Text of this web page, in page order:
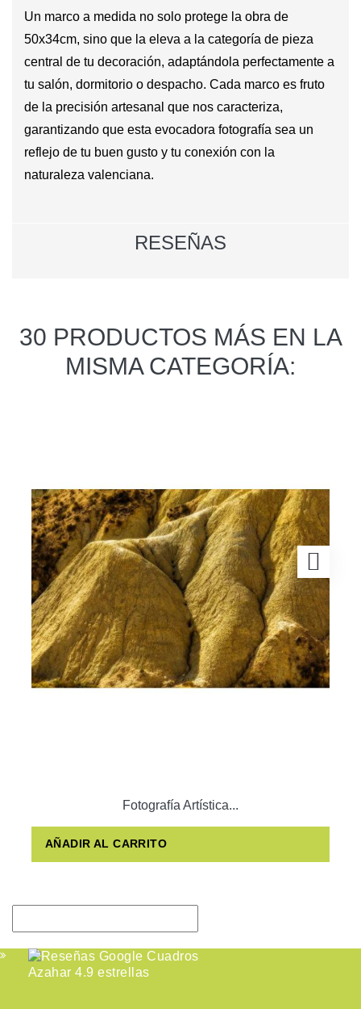
Un marco a medida no solo protege la obra de
50x34cm, sino que la eleva a la categoría de pieza
central de tu decoración, adaptándola perfectamente a
tu salón, dormitorio o despacho. Cada marco es fruto
de la precisión artesanal que nos caracteriza,
garantizando que esta evocadora fotografía sea un
reflejo de tu buen gusto y tu conexión con la
naturaleza valenciana.
RESEÑAS
30 PRODUCTOS MÁS EN LA
MISMA CATEGORÍA:
Fotografía Artística...
AÑADIR AL CARRITO